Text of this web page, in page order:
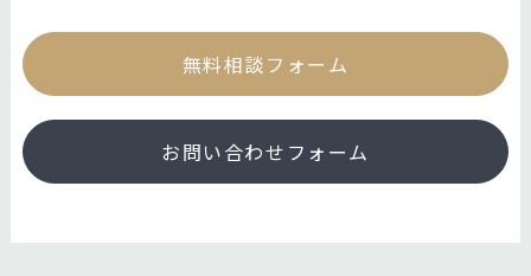
無料相談フォーム
お問い合わせフォーム